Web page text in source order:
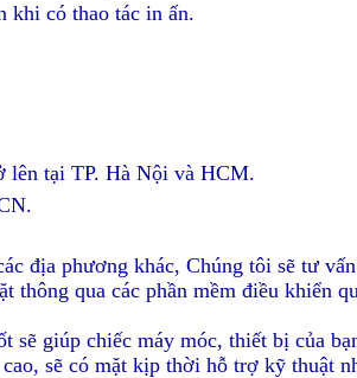
khi có thao tác in ấn.
lên tại TP. Hà Nội và HCM.
địa phương khác, Chúng tôi sẽ tư
qua các phần mềm điều khiển
giúp chiếc máy móc, thiết bị của
sẽ có mặt kịp thời hỗ trợ kỹ thuật